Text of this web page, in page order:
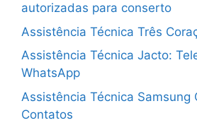
autorizadas para conserto
Assistência Técnica Três
Assistência Técnica Jacto:
WhatsApp
Assistência Técnica Samsung
Contatos